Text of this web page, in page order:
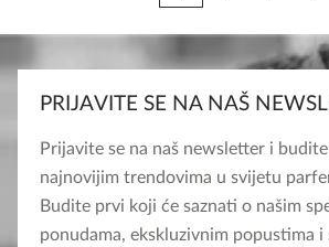
PRIJAVITE SE NA NAŠ
Prijavite se na naš newsletter i
najnovijim trendovima u svijetu
Budite prvi koji će saznati o našim
ponudama, ekskluzivnim popustima i